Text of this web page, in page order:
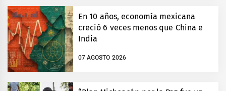
En 10 años, economía mexicana
creció 6 veces menos que China e
India
07 AGOSTO 2026